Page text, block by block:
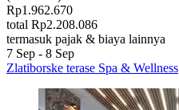
Rp1.962.670
total Rp2.208.086
termasuk pajak & biaya lainnya
7 Sep - 8 Sep
Zlatiborske terase Spa & Wellness